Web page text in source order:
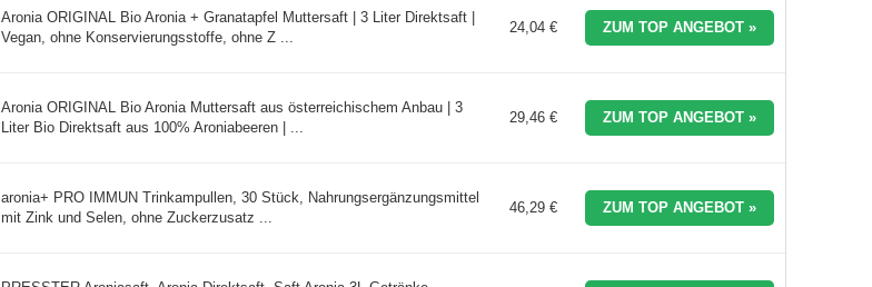
Aronia ORIGINAL Bio Aronia + Granatapfel Muttersaft | 3 Liter Direktsaft |
Vegan, ohne Konservierungsstoffe, ohne Z ...
24,04 € ZUM TOP ANGEBOT »
Aronia ORIGINAL Bio Aronia Muttersaft aus österreichischem Anbau | 3
Liter Bio Direktsaft aus 100% Aroniabeeren | ...
29,46 € ZUM TOP ANGEBOT »
aronia+ PRO IMMUN Trinkampullen, 30 Stück, Nahrungsergänzungsmittel
mit Zink und Selen, ohne Zuckerzusatz ...
46,29 € ZUM TOP ANGEBOT »